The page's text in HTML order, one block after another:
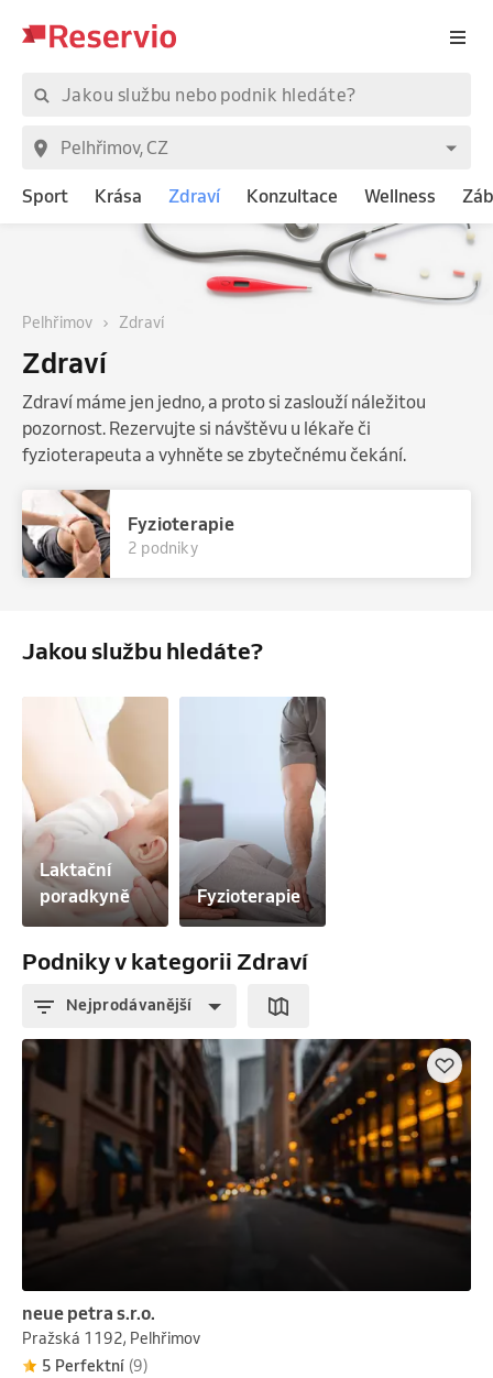
Sport Krása Zdraví Konzultace Wellness
Pelhřimov Zdraví
Zdraví
Zdraví máme jen jedno, a proto si zaslouží náležitou
pozornost. Rezervujte si návštěvu u lékaře či
fyzioterapeuta a vyhněte se zbytečnému čekání.
Fyzioterapie
2 podniky
Jakou službu hledáte?
Laktační
poradkyně
Fyzioterapie
Podniky v kategorii Zdraví
Nejprodávanější
neue petra s.r.o.
Pražská 1192, Pelhřimov
5 Perfektní (9)